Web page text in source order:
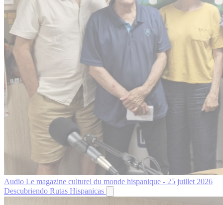
Audio Le magazine culturel du monde hispanique - 25 juillet 2026
Descubriendo Rutas Hispanicas